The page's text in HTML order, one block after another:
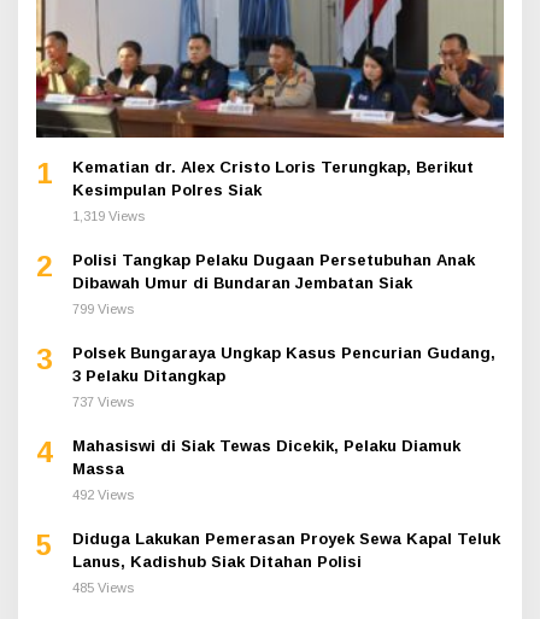
1
Kematian dr. Alex Cristo Loris Terungkap, Berikut
Kesimpulan Polres Siak
1,319 Views
2
Polisi Tangkap Pelaku Dugaan Persetubuhan Anak
Dibawah Umur di Bundaran Jembatan Siak
799 Views
3
Polsek Bungaraya Ungkap Kasus Pencurian Gudang,
3 Pelaku Ditangkap
737 Views
4
Mahasiswi di Siak Tewas Dicekik, Pelaku Diamuk
Massa
492 Views
5
Diduga Lakukan Pemerasan Proyek Sewa Kapal Teluk
Lanus, Kadishub Siak Ditahan Polisi
485 Views